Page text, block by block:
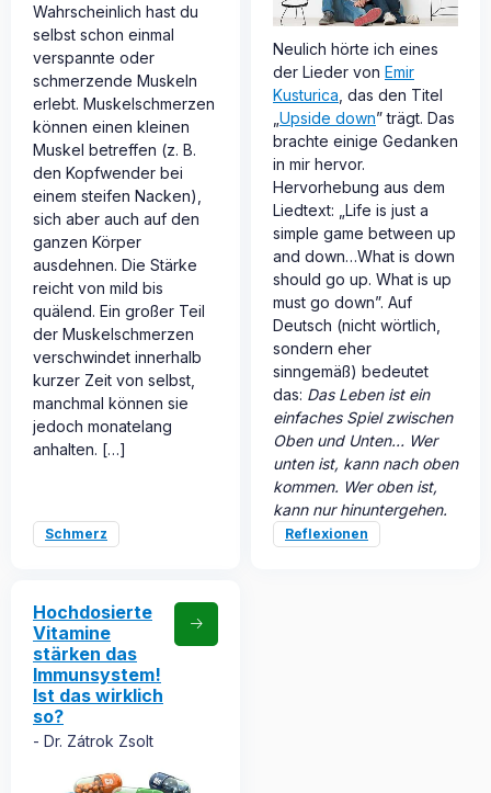
Wahrscheinlich hast du
selbst schon einmal
verspannte oder
schmerzende Muskeln
erlebt. Muskelschmerzen
können einen kleinen
Muskel betreffen (z. B.
den Kopfwender bei
einem steifen Nacken),
sich aber auch auf den
ganzen Körper
ausdehnen. Die Stärke
reicht von mild bis
quälend. Ein großer Teil
der Muskelschmerzen
verschwindet innerhalb
kurzer Zeit von selbst,
manchmal können sie
jedoch monatelang
anhalten. […]
Schmerz
Neulich hörte ich eines
der Lieder von Emir
Kusturica , das den Titel
Upside down” trägt. Das
brachte einige Gedanken
in mir hervor.
Hervorhebung aus dem
Liedtext: „Life is just a
simple game between up
and down…What is down
should go up. What is up
must go down”. Auf
Deutsch (nicht wörtlich,
sondern eher
sinngemäß) bedeutet
das: Das Leben ist ein
einfaches Spiel zwischen
Oben und Unten… Wer
unten ist, kann nach oben
kommen. Wer oben ist,
kann nur hinuntergehen.
Reflexionen
Hochdosierte
Vitamine
stärken das
Immunsystem!
Ist das wirklich
so?
Dr. Zátrok Zsolt